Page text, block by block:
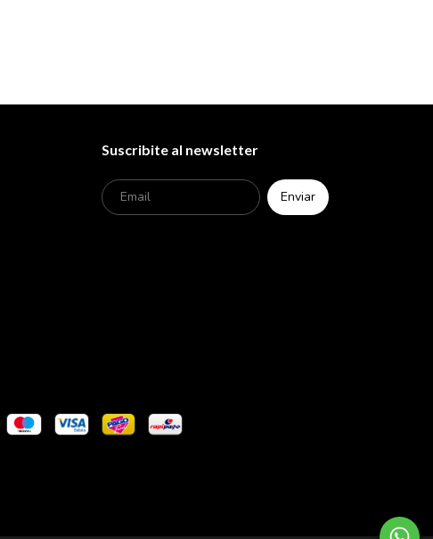
Suscribite al newsletter